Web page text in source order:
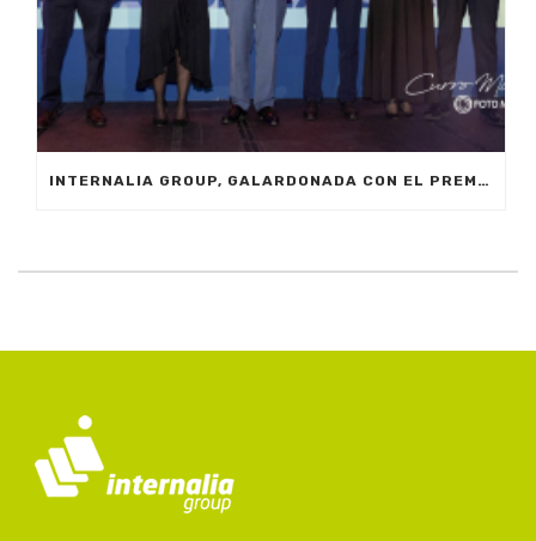
INTERNALIA GROUP, GALARDONADA CON EL PREMIO A LA INNOVACIÓN EN LOS XXIV PREMIOS EMPRESARIALES CIT MARBELLA 2024